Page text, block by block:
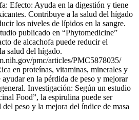
Efecto: Ayuda en la digestión y tiene
Contribuye a la salud del hígado
los niveles de lípidos en la sangre.
publicado en “Phytomedicine”
de alcachofa puede reducir el
salud del hígado.
pmc/articles/PMC5878035/
en proteínas, vitaminas, minerales y
en la pérdida de peso y mejorar
Investigación: Según un estudio
Food”, la espirulina puede ser
peso y la mejora del índice de masa